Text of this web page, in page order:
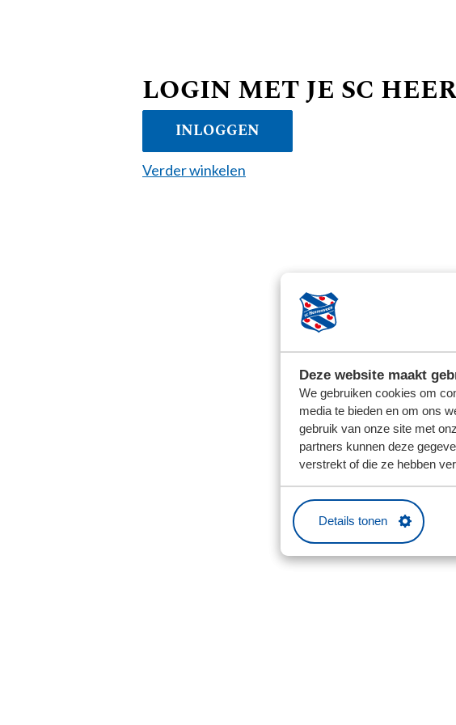
Deze website maakt
We gebruiken cookies om
media te bieden en om ons
gebruik van onze site met
partners kunnen deze
verstrekt of die ze hebben
Details tonen
LOGIN MET JE SC
INLOGGEN
Verder winkelen